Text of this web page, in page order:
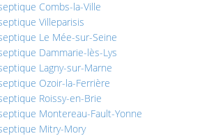
Combs-la-Ville
Villeparisis
Le Mée-sur-Seine
Dammarie-lès-Lys
Lagny-sur-Marne
Ozoir-la-Ferrière
Roissy-en-Brie
Montereau-Fault-Yonne
Mitry-Mory